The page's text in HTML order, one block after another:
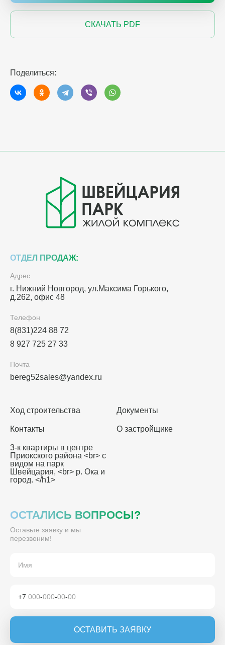
СКАЧАТЬ PDF
Поделиться:
ОТДЕЛ ПРОДАЖ:
Адрес
г. Нижний Новгород, ул.Максима Горького,
д.262, офис 48
Телефон
8(831)224 88 72
8 927 725 27 33
Почта
bereg52sales@yandex.ru
Ход строительства Документы
Контакты О застройщике
3-к квартиры в центре
Приокского района <br> с
видом на парк
Швейцария, <br> р. Ока и
город. </h1>
ОСТАЛИСЬ ВОПРОСЫ?
Оставьте заявку и мы
перезвоним!
+7 000-000-00-00
ОСТАВИТЬ ЗАЯВКУ